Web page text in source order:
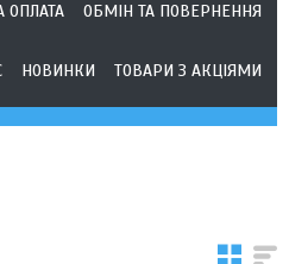
ОПЛАТА ОБМІН ТА ПОВЕРНЕННЯ
НОВИНКИ ТОВАРИ З АКЦІЯМИ